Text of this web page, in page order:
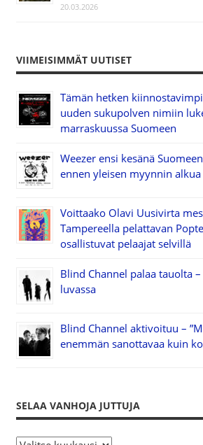
20.03.2026
VIIMEISIMMÄT UUTISET
Tämän hetken
uuden sukupolven nimiin
marraskuussa Suomeen
Weezer ensi kesänä
ennen yleisen myynnin alkua
Voittaako Olavi Uusivirta
Tampereella pelattavan
osallistuvat pelaajat selvillä
Blind Channel palaa tauolta
luvassa
Blind Channel aktivoituu –
enemmän sanottavaa kuin
SELAA VANHOJA JUTTUJA